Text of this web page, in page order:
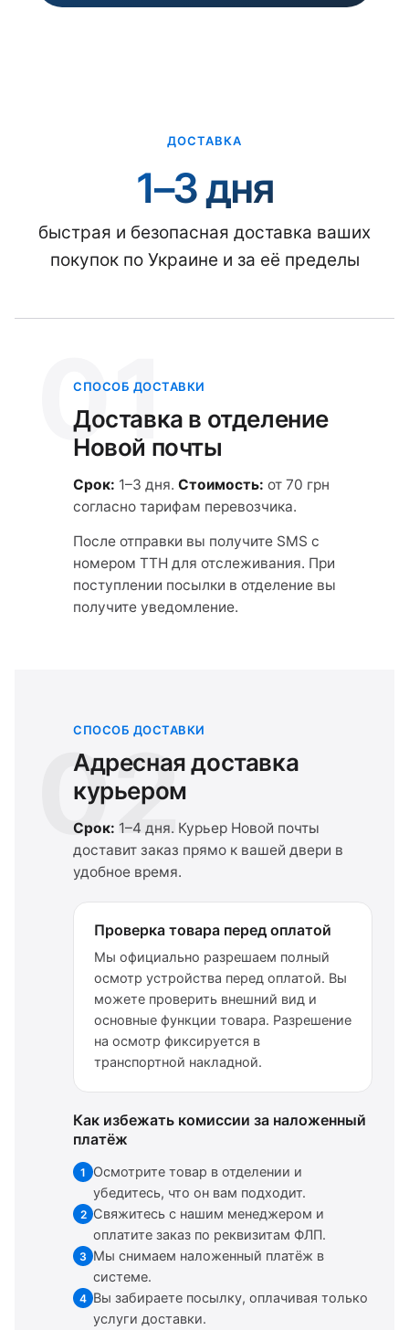
ДОСТАВКА
1–3 дня
быстрая и безопасная доставка ваших
покупок по Украине и за её пределы
01
СПОСОБ ДОСТАВКИ
Доставка в отделение
Новой почты
Срок: 1–3 дня. Стоимость: от 70 грн
согласно тарифам перевозчика.
После отправки вы получите SMS с
номером ТТН для отслеживания. При
поступлении посылки в отделение вы
получите уведомление.
02
СПОСОБ ДОСТАВКИ
Адресная доставка
курьером
Срок: 1–4 дня. Курьер Новой почты
доставит заказ прямо к вашей двери в
удобное время.
Проверка товара перед оплатой
Мы официально разрешаем полный
осмотр устройства перед оплатой. Вы
можете проверить внешний вид и
основные функции товара. Разрешение
на осмотр фиксируется в
транспортной накладной.
Как избежать комиссии за наложенный
платёж
1
Осмотрите товар в отделении и
убедитесь, что он вам подходит.
2 Свяжитесь с нашим менеджером и
оплатите заказ по реквизитам ФЛП.
3 Мы снимаем наложенный платёж в
системе.
4 Вы забираете посылку, оплачивая только
услуги доставки.